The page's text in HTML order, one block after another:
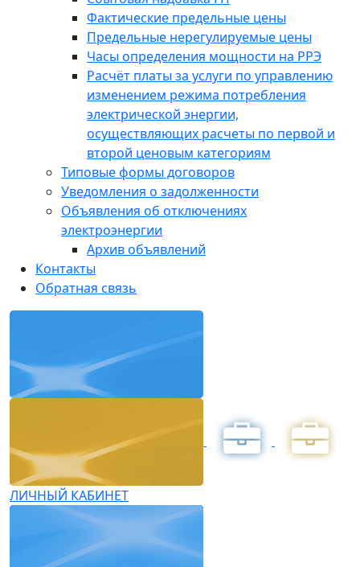
Фактические предельные цены
Предельные нерегулируемые цены
Часы определения мощности на РРЭ
Расчёт платы за услуги по управлению
изменением режима потребления
электрической энергии,
осуществляющих расчеты по первой и
второй ценовым категориям
Типовые формы договоров
Уведомления о задолженности
Объявления об отключениях
электроэнергии
Архив объявлений
Контакты
Обратная связь
ЛИЧНЫЙ КАБИНЕТ